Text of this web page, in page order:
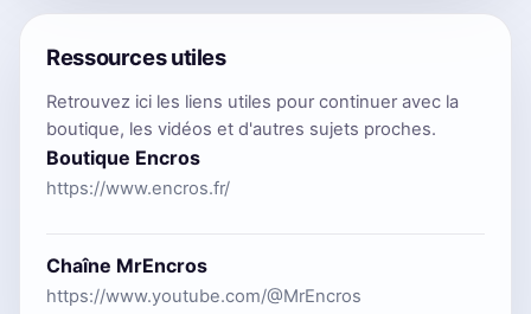
Ressources utiles
Retrouvez ici les liens utiles pour continuer avec la
boutique, les vidéos et d'autres sujets proches.
Boutique Encros
https://www.encros.fr/
Chaîne MrEncros
https://www.youtube.com/@MrEncros